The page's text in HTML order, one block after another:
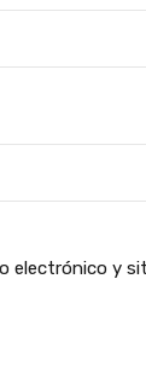
electrónico y